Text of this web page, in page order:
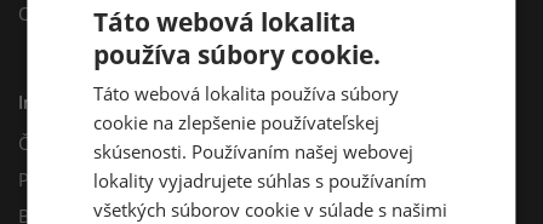
Odberné miesta
Informácie
Často kladené otázky
Poradňa
Blog
Táto webová lokalita
používa súbory cookie.
Táto webová lokalita používa súbory
cookie na zlepšenie používateľskej
skúsenosti. Používaním našej webovej
lokality vyjadrujete súhlas s používaním
všetkých súborov cookie v súlade s našimi